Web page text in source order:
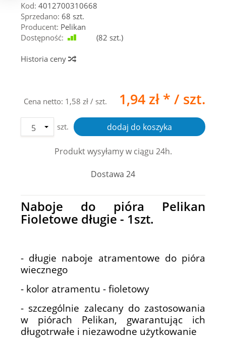
Kod: 4012700310668
Sprzedano: 68 szt.
Producent: Pelikan
Dostępność:
(82 szt.)
Historia ceny
Cena netto: 1,58 zł / szt. 1,94 zł * / szt.
szt. dodaj do koszyka
Produkt wysyłamy w ciągu 24h.
Dostawa 24
Naboje do pióra Pelikan
Fioletowe długie - 1szt.
- długie naboje atramentowe do pióra
wiecznego
- kolor atramentu - fioletowy
- szczególnie zalecany do zastosowania
w piórach Pelikan, gwarantując ich
długotrwałe i niezawodne użytkowanie